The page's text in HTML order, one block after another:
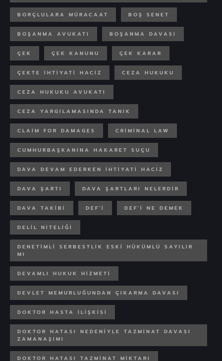
BORÇLULARA MÜRACAAT BOŞ SENET
BOŞANMA AVUKATI BOŞANMA DAVASI
ÇEK ÇEK KANUNU ÇEK KARAR
ÇEKTE IHTIYATI HACIZ CEZA HUKUKU
CEZA HUKUKU AVUKATI
CEZA YARGILAMASINDA TANIK
CLAIM FOR DAMAGES CRIMINAL LAW
CUMHURBAŞKANINA HAKARET SUÇU
DAVA DEVAM EDERKEN IHTIYATI HACIZ
DAVA ŞARTI DAVA ŞARTLARI NELERDIR
DAVA TAKIBI DEF'I DEF'I NE DEMEK
DELIL NITELIĞI
DENETIMLI SERBESTLIK ESKI HÜKÜMLÜ SAYILIR
MI
DEVAMLI HUKUK HIZMETI
DEVLET MEMURLUĞUNDAN ÇIKARMA DAVASI
DOKTOR HASTA ILIŞKISI
DOKTOR HATASI NEDENIYLE TAZMINAT DAVASI
ZAMANAŞIMI
DOKTOR HATASI TAZMINAT MIKTARI